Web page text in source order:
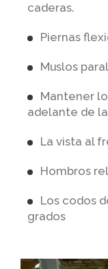
caderas.
Piernas
Muslos
Mantener
adelante de
La vista al
Hombros
Los codos
grados